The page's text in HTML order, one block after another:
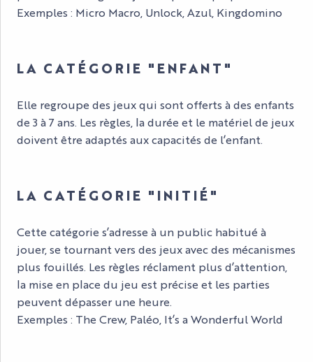
Exemples : Micro Macro, Unlock, Azul, Kingdomino
LA CATÉGORIE "ENFANT"
Elle regroupe des jeux qui sont offerts à des enfants
de 3 à 7 ans. Les règles, la durée et le matériel de jeux
doivent être adaptés aux capacités de l’enfant.
LA CATÉGORIE "INITIÉ"
Cette catégorie s’adresse à un public habitué à
jouer, se tournant vers des jeux avec des mécanismes
plus fouillés. Les règles réclament plus d’attention,
la mise en place du jeu est précise et les parties
peuvent dépasser une heure.
Exemples : The Crew, Paléo, It’s a Wonderful World